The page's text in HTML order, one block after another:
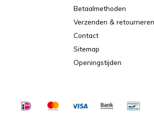
Betaalmethoden
Verzenden & retourneren
Contact
Sitemap
Openingstijden